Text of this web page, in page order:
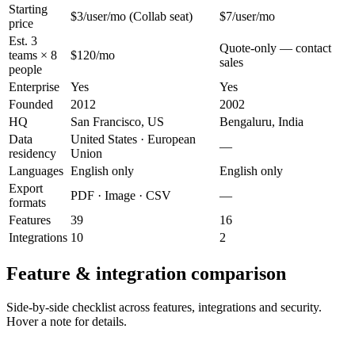
Starting
price
$3/user/mo (Collab seat)
$7/user/mo
Est. 3
teams × 8
people
$120/mo
Quote-only — contact
sales
Enterprise
Yes
Yes
Founded
2012
2002
HQ
San Francisco, US
Bengaluru, India
Data
residency
United States · European
Union
—
Languages English only
English only
Export
formats
PDF · Image · CSV
—
Features
39
16
Integrations 10 2
Feature & integration comparison
Side-by-side checklist across features, integrations and security.
Hover a note for details.